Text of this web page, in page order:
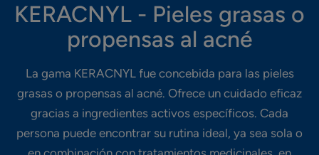
KERACNYL - Pieles grasas o
propensas al acné
La gama KERACNYL fue concebida para las pieles
grasas o propensas al acné. Ofrece un cuidado eficaz
gracias a ingredientes activos específicos. Cada
persona puede encontrar su rutina ideal, ya sea sola o